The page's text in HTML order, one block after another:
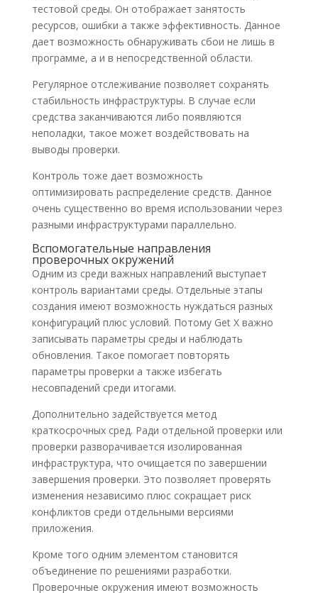
тестовой среды. Он отображает занятость
ресурсов, ошибки а также эффективность. Данное
дает возможность обнаруживать сбои не лишь в
программе, а и в непосредственной области.
Регулярное отслеживание позволяет сохранять
стабильность инфраструктуры. В случае если
средства заканчиваются либо появляются
неполадки, такое может воздействовать на
выводы проверки.
Контроль тоже дает возможность
оптимизировать распределение средств. Данное
очень существенно во время использовании через
разными инфраструктурами параллельно.
Вспомогательные направления
проверочных окружений
Одним из среди важных направлений выступает
контроль вариантами среды. Отдельные этапы
создания имеют возможность нуждаться разных
конфигураций плюс условий. Потому Get X важно
записывать параметры среды и наблюдать
обновления. Такое помогает повторять
параметры проверки а также избегать
несовпадений среди итогами.
Дополнительно задействуется метод
краткосрочных сред. Ради отдельной проверки или
проверки разворачивается изолированная
инфраструктура, что очищается по завершении
завершения проверки. Это позволяет проверять
изменения независимо плюс сокращает риск
конфликтов среди отдельными версиями
приложения.
Кроме того одним элементом становится
объединение по решениями разработки.
Проверочные окружения имеют возможность